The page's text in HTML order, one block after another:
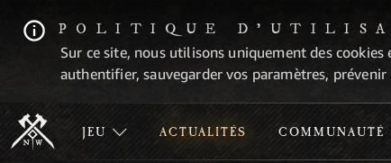
POLITIQUE
Sur ce site, nous utilisons uniquement des
authentifier, sauvegarder vos paramètres,
JEU ACTUALITÉS COMMUNAUTÉ